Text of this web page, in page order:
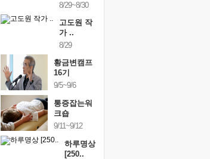
8/29~8/30
고도원 작
가 ..
8/29
황금변캠프
16기
9/5~9/6
통증잡는워
크숍
9/11~9/12
하루명상
[250..